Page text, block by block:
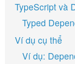
TypeScript và
Typed
Ví dụ cụ thể
Ví dụ: